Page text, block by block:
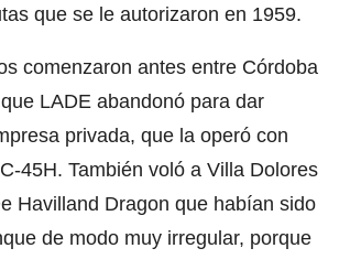
que se le autorizaron en 1959.
comenzaron antes entre Córdoba
LADE abandonó para dar
privada, que la operó con
45H. También voló a Villa Dolores
Havilland Dragon que habían sido
de modo muy irregular, porque